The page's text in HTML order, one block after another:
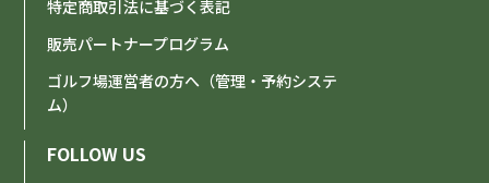
特定商取引法に基づく表記
販売パートナープログラム
ゴルフ場運営者の方へ（管理・予約システ
ム）
FOLLOW US